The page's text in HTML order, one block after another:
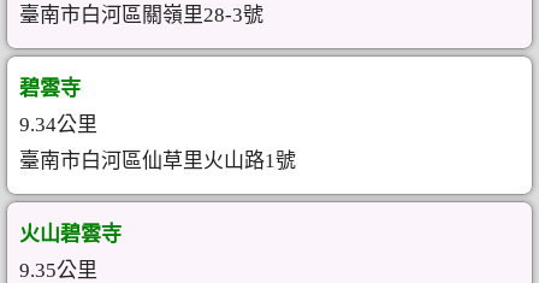
臺南市白河區關嶺里28-3號
碧雲寺
9.34公里
臺南市白河區仙草里火山路1號
火山碧雲寺
9.35公里